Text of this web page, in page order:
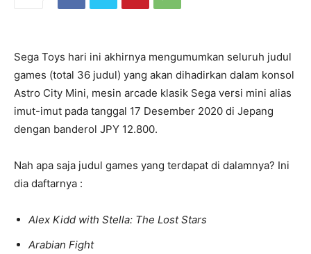
Sega Toys hari ini akhirnya mengumumkan seluruh judul
games (total 36 judul) yang akan dihadirkan dalam konsol
Astro City Mini, mesin arcade klasik Sega versi mini alias
imut-imut pada tanggal 17 Desember 2020 di Jepang
dengan banderol JPY 12.800.
Nah apa saja judul games yang terdapat di dalamnya? Ini
dia daftarnya :
Alex Kidd with Stella: The Lost Stars
Arabian Fight